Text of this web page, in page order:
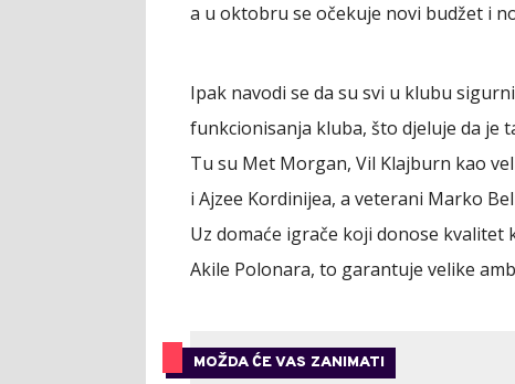
a u oktobru se očekuje novi budžet i
Ipak navodi se da su svi u klubu
funkcionisanja kluba, što djeluje da je
Tu su Met Morgan, Vil Klajburn kao
i Ajzee Kordinijea, a veterani Marko
Uz domaće igrače koji donose kvalitet
Akile Polonara, to garantuje velike
MOŽDA ĆE VAS ZANIMATI